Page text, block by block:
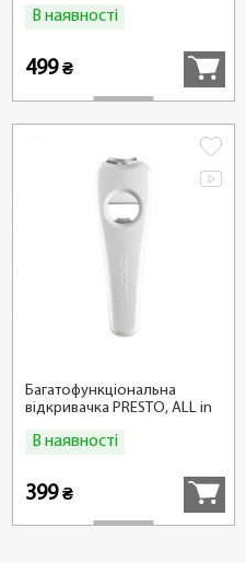
В наявності
499₴
Багатофункціональна
відкривачка PRESTO, ALL in
В наявності
399₴